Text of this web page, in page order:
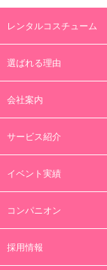
レンタルコスチューム
選ばれる理由
会社案内
サービス紹介
イベント実績
コンパニオン
採用情報